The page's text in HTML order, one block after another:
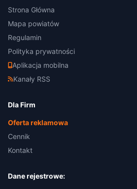
Strona Główna
Mapa powiatów
Regulamin
Polityka prywatności
Aplikacja mobilna
Kanały RSS
Dla Firm
Oferta reklamowa
Cennik
Kontakt
Dane rejestrowe: